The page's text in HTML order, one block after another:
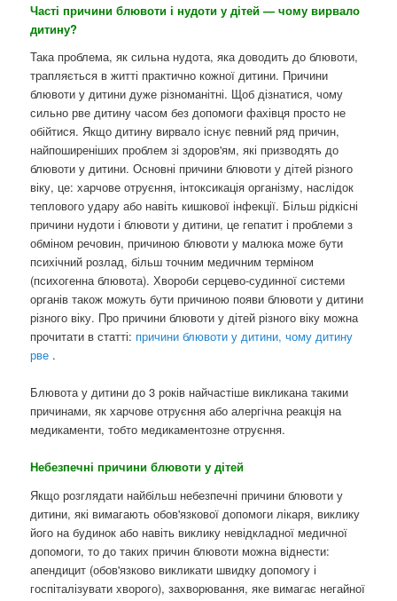
Часті причини блювоти і нудоти у дітей — чому вирвало
дитину?
Така проблема, як сильна нудота, яка доводить до блювоти,
трапляється в житті практично кожної дитини. Причини
блювоти у дитини дуже різноманітні. Щоб дізнатися, чому
сильно рве дитину часом без допомоги фахівця просто не
обійтися. Якщо дитину вирвало існує певний ряд причин,
найпоширеніших проблем зі здоров'ям, які призводять до
блювоти у дитини. Основні причини блювоти у дітей різного
віку, це: харчове отруєння, інтоксикація організму, наслідок
теплового удару або навіть кишкової інфекції. Більш рідкісні
причини нудоти і блювоти у дитини, це гепатит і проблеми з
обміном речовин, причиною блювоти у малюка може бути
психічний розлад, більш точним медичним терміном
(психогенна блювота). Хвороби серцево-судинної системи
органів також можуть бути причиною появи блювоти у дитини
різного віку. Про причини блювоти у дітей різного віку можна
прочитати в статті: причини блювоти у дитини, чому дитину
рве .
Блювота у дитини до 3 років найчастіше викликана такими
причинами, як харчове отруєння або алергічна реакція на
медикаменти, тобто медикаментозне отруєння.
Небезпечні причини блювоти у дітей
Якщо розглядати найбільш небезпечні причини блювоти у
дитини, які вимагають обов'язкової допомоги лікаря, виклику
його на будинок або навіть виклику невідкладної медичної
допомоги, то до таких причин блювоти можна віднести:
апендицит (обов'язково викликати швидку допомогу і
госпіталізувати хворого), захворювання, яке вимагає негайної